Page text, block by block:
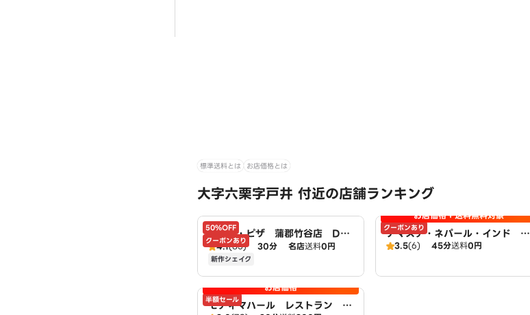
標準送料とは お店価格とは
大字六栗字戸井 付近の店舗ランキング
50%OFF
クーポンあり
ドミノ・ピザ 蒲郡竹谷店 Do
mino's
4.1(85) 30分 名店送料0円
新作シェイク
クーポンあり
お店価格＋送料無料対象
ナマステ・ネパール・インド レ
ストラン
3.5(6) 45分送料0円
半額セール
お店価格
モティマハール レストラン ア